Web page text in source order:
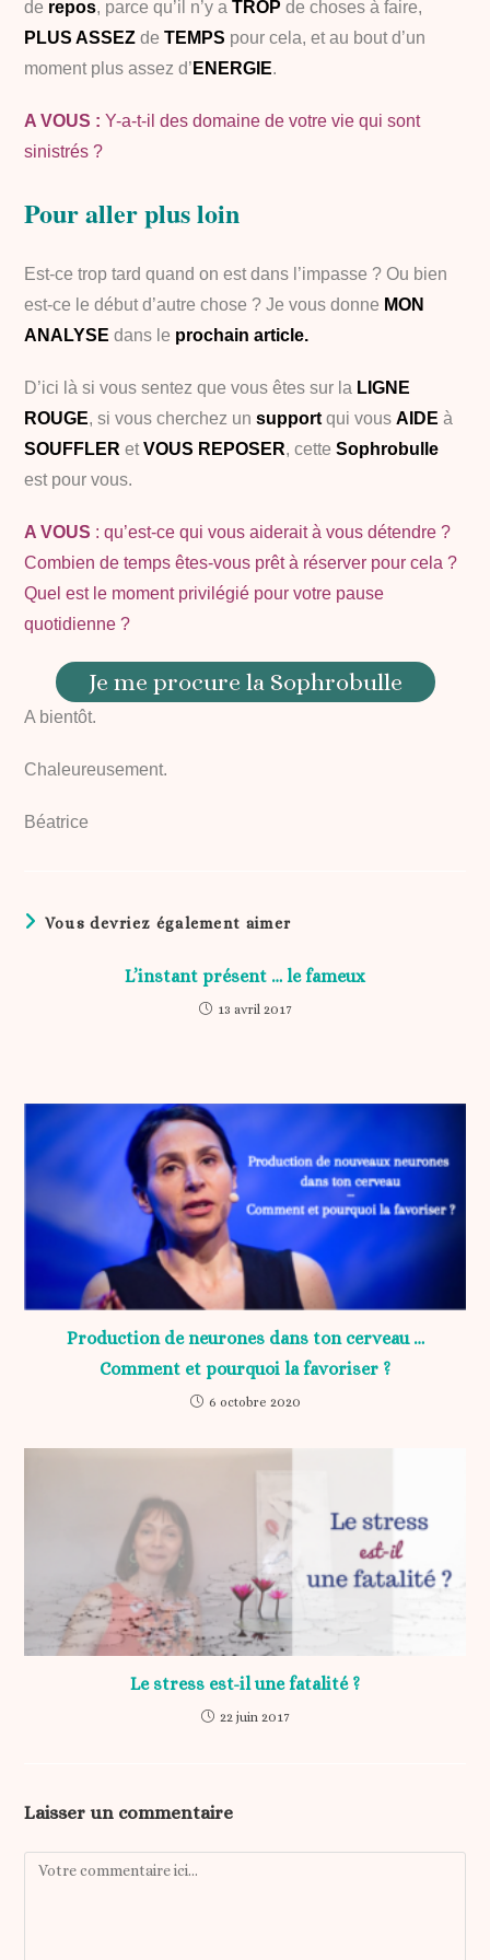
de repos, parce qu’il n’y aTROP de choses à faire,
PLUS ASSEZ deTEMPS pour cela, et au bout d’un
moment plus assez d’ ENERGIE.
A VOUS :Y-a-t-il des domaine de votre vie qui sont
sinistrés ?
Pour aller plus loin
Est-ce trop tard quand on est dans l’impasse ? Ou bien
est-ce le début d’autre chose ? Je vous donne MON
ANALYSE dans le prochain article.
D’ici là si vous sentez que vous êtes sur la LIGNE
ROUGE, si vous cherchez unsupport qui vousAIDE à
SOUFFLER etVOUS REPOSER, cette Sophrobulle
est pour vous.
A VOUS : qu’est-ce qui vous aiderait à vous détendre ?
Combien de temps êtes-vous prêt à réserver pour cela ?
Quel est le moment privilégié pour votre pause
quotidienne ?
Je me procure la Sophrobulle
A bientôt.
Chaleureusement.
Béatrice
Vous devriez également aimer
L’instant présent … le fameux
13 avril 2017
Production de neurones dans ton cerveau …
Comment et pourquoi la favoriser ?
6 octobre 2020
Le stress est-il une fatalité ?
22 juin 2017
Laisser un commentaire
Comment